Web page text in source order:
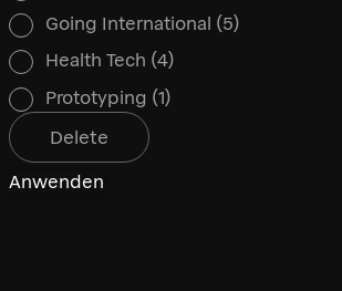
Going International (5)
Health Tech (4)
Prototyping (1)
Delete
Anwenden